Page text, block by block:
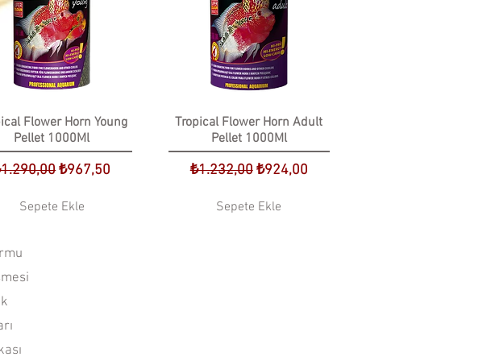
Flower Horn Young
Pellet 1000Ml
Fiyatİndirimli Fiyat
₺967,50
Sepete Ekle
Tropical Flower Horn Adult
Pellet 1000Ml
Normal Fiyat
₺1.232,00 İndirimli Fiyat
₺924,00
Sepete Ekle